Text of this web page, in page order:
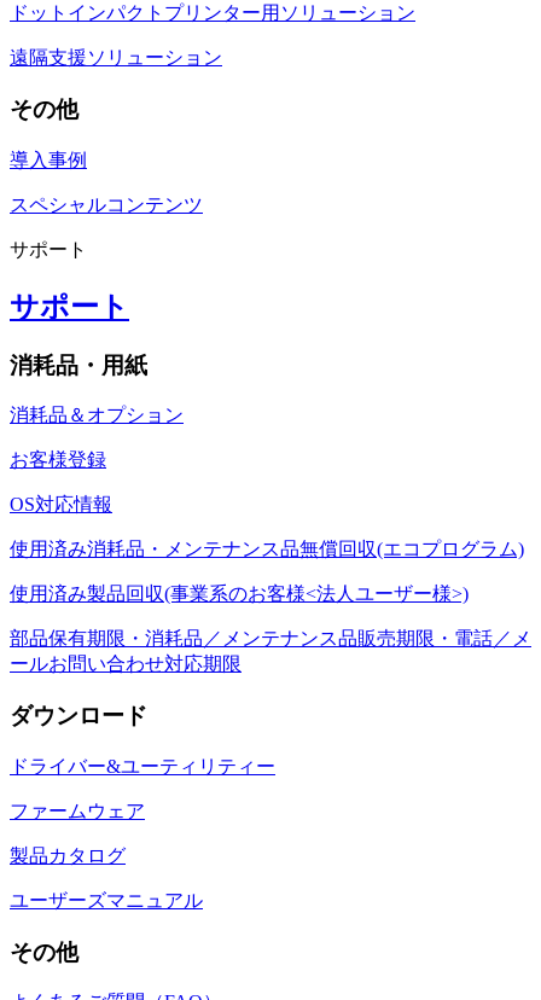
ドットインパクトプリンター用ソリューション
遠隔支援ソリューション
その他
導入事例
スペシャルコンテンツ
サポート
サポート
消耗品・用紙
消耗品＆オプション
お客様登録
OS対応情報
使用済み消耗品・メンテナンス品無償回収(エコプログラム)
使用済み製品回収(事業系のお客様<法人ユーザー様>)
部品保有期限・消耗品／メンテナンス品販売期限・電話／メ
ールお問い合わせ対応期限
ダウンロード
ドライバー&ユーティリティー
ファームウェア
製品カタログ
ユーザーズマニュアル
その他